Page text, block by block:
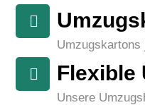
Flexible
Unsere